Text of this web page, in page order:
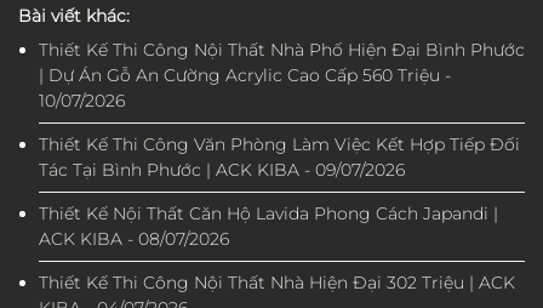
Bài viết khác:
Thiết Kế Thi Công Nội Thất Nhà Phố Hiện Đại Bình Phước
| Dự Án Gỗ An Cường Acrylic Cao Cấp 560 Triệu -
10/07/2026
Thiết Kế Thi Công Văn Phòng Làm Việc Kết Hợp Tiếp Đối
Tác Tại Bình Phước | ACK KIBA - 09/07/2026
Thiết Kế Nội Thất Căn Hộ Lavida Phong Cách Japandi |
ACK KIBA - 08/07/2026
Thiết Kế Thi Công Nội Thất Nhà Hiện Đại 302 Triệu | ACK